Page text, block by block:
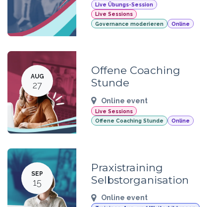
Live Übungs-Session
Live Sessions
Governance moderieren
Online
AUG
27
Offene Coaching
Stunde
Online event
Live Sessions
Offene Coaching Stunde
Online
SEP
15
Praxistraining
Selbstorganisation
Online event